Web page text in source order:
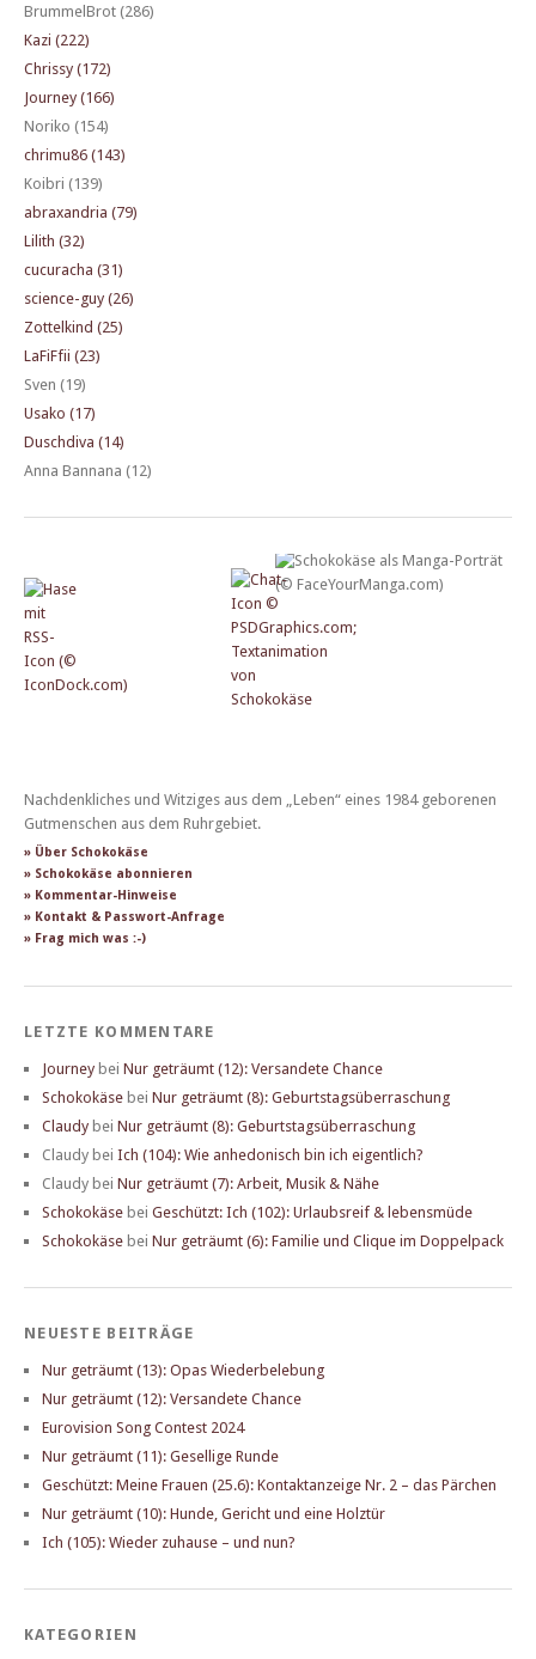
BrummelBrot (286)
Kazi (222)
Chrissy (172)
Journey (166)
Noriko (154)
chrimu86 (143)
Koibri (139)
abraxandria (79)
Lilith (32)
cucuracha (31)
science-guy (26)
Zottelkind (25)
LaFiFfii (23)
Sven (19)
Usako (17)
Duschdiva (14)
Anna Bannana (12)
Nachdenkliches und Witziges aus dem „Leben“ eines 1984 geborenen
Gutmenschen aus dem Ruhrgebiet.
» Über Schokokäse
» Schokokäse abonnieren
» Kommentar-Hinweise
» Kontakt & Passwort-Anfrage
» Frag mich was :-)
LETZTE KOMMENTARE
Journey bei Nur geträumt (12): Versandete Chance
Schokokäse bei Nur geträumt (8): Geburtstagsüberraschung
Claudy bei Nur geträumt (8): Geburtstagsüberraschung
Claudy bei Ich (104): Wie anhedonisch bin ich eigentlich?
Claudy bei Nur geträumt (7): Arbeit, Musik & Nähe
Schokokäse bei Geschützt: Ich (102): Urlaubsreif & lebensmüde
Schokokäse bei Nur geträumt (6): Familie und Clique im Doppelpack
NEUESTE BEITRÄGE
Nur geträumt (13): Opas Wiederbelebung
Nur geträumt (12): Versandete Chance
Eurovision Song Contest 2024
Nur geträumt (11): Gesellige Runde
Geschützt: Meine Frauen (25.6): Kontaktanzeige Nr. 2 – das Pärchen
Nur geträumt (10): Hunde, Gericht und eine Holztür
Ich (105): Wieder zuhause – und nun?
KATEGORIEN